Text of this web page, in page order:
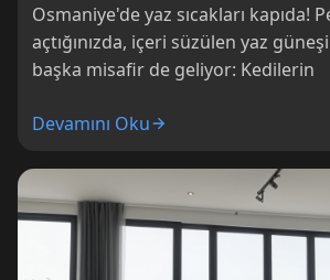
Osmaniye'de yaz sıcakları kapıda!
açtığınızda, içeri süzülen yaz
başka misafir de geliyor: Kedilerin
Devamını Oku